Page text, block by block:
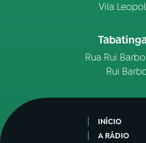
Vila
Rua Rui
Rui
INÍCIO
A RÁDIO